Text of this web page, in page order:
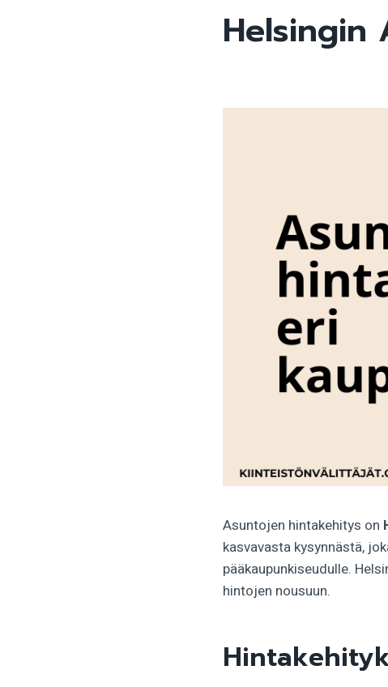
Helsingin
Asuntojen hintakehitys on
kasvavasta kysynnästä,
pääkaupunkiseudulle.
hintojen nousuun.